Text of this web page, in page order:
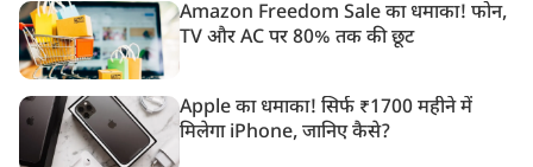
Amazon Freedom Sale का धमाका! फोन,
TV और AC पर 80% तक की छूट
Apple का धमाका! सिर्फ ₹1700 महीने में
मिलेगा iPhone, जानिए कैसे?